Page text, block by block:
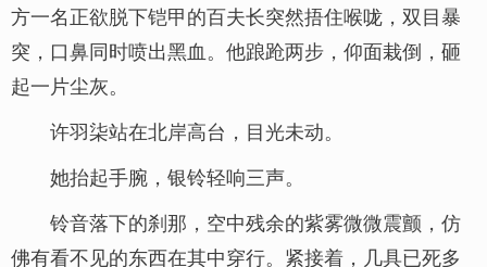
方一名正欲脱下铠甲的百夫长突然捂住喉咙，双目暴
突，口鼻同时喷出黑血。他踉跄两步，仰面栽倒，砸
起一片尘灰。
许羽柒站在北岸高台，目光未动。
她抬起手腕，银铃轻响三声。
铃音落下的刹那，空中残余的紫雾微微震颤，仿
佛有看不见的东西在其中穿行。紧接着，几具已死多